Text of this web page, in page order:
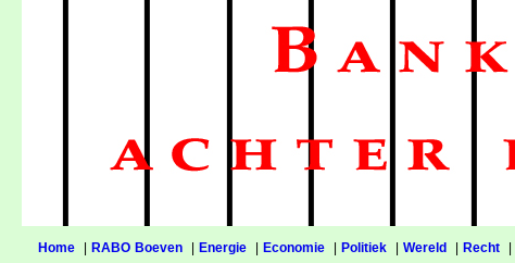
Home RABO Boeven| Energie| Economie| Politiek| Wereld Recht|